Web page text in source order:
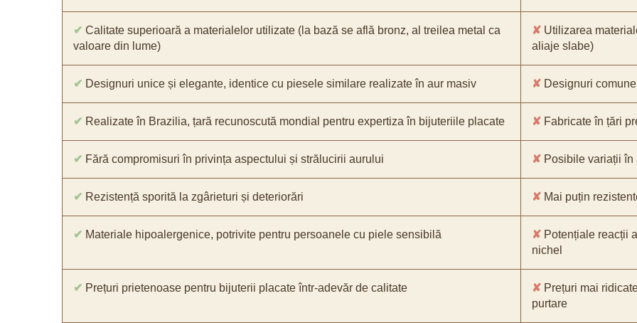
✔ Calitate superioară a materialelor utilizate (la bază se află bronz, al treilea metal ca
valoare din lume)
✘ Utilizarea
aliaje slabe)
✔ Designuri unice și elegante, identice cu piesele similare realizate în aur masiv ✘ Designuri
✔ Realizate în Brazilia, țară recunoscută mondial pentru expertiza în bijuteriile placate ✘ Fabricate în țări
✔ Fără compromisuri în privința aspectului și strălucirii aurului ✘ Posibile variații
✔ Rezistență sporită la zgârieturi și deteriorări ✘ Mai puțin
✔ Materiale hipoalergenice, potrivite pentru persoanele cu piele sensibilă ✘ Potențiale reacții
nichel
✔ Prețuri prietenoase pentru bijuterii placate într-adevăr de calitate ✘ Prețuri mai
purtare